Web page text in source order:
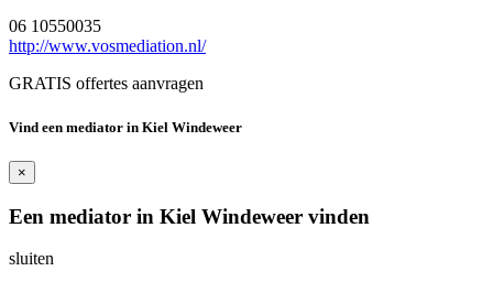
06 10550035
http://www.vosmediation.nl/
GRATIS offertes aanvragen
Vind een mediator in Kiel Windeweer
×
Een mediator in Kiel Windeweer vinden
sluiten